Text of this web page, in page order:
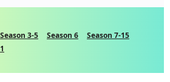
Season 3-5 Season 6
Season 7-15